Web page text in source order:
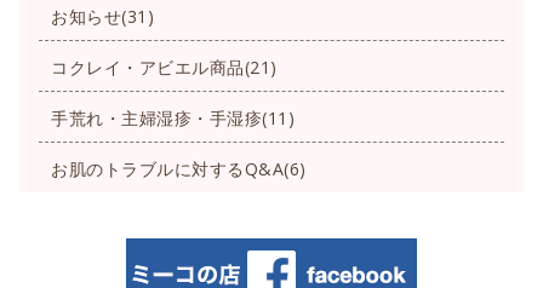
お知らせ(31)
コクレイ・アビエル商品(21)
手荒れ・主婦湿疹・手湿疹(11)
お肌のトラブルに対するQ&A(6)